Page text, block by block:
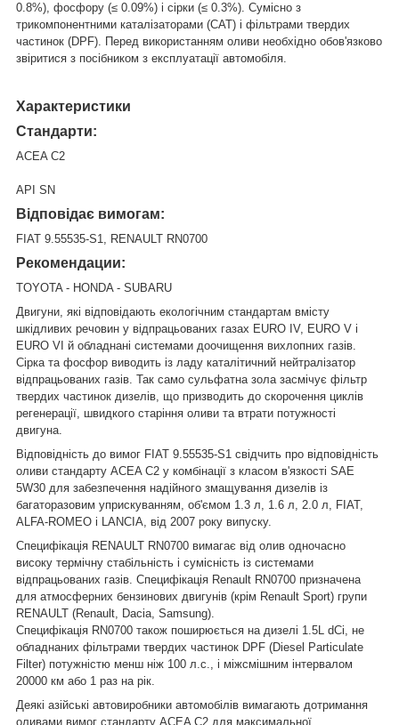
0.8%), фосфору (≤ 0.09%) і сірки (≤ 0.3%). Сумісно з
трикомпонентними каталізаторами (CAT) і фільтрами твердих
частинок (DPF). Перед використанням оливи необхідно обов'язково
звіритися з посібником з експлуатації автомобіля.
Характеристики
Стандарти:
ACEA C2
API SN
Відповідає вимогам:
FIAT 9.55535-S1, RENAULT RN0700
Рекомендации:
TOYOTA - HONDA - SUBARU
Двигуни, які відповідають екологічним стандартам вмісту
шкідливих речовин у відпрацьованих газах EURO IV, EURO V і
EURO VI й обладнані системами доочищення вихлопних газів.
Сірка та фосфор виводить із ладу каталітичний нейтралізатор
відпрацьованих газів. Так само сульфатна зола засмічує фільтр
твердих частинок дизелів, що призводить до скорочення циклів
регенерації, швидкого старіння оливи та втрати потужності
двигуна.
Відповідність до вимог FIAT 9.55535-S1 свідчить про відповідність
оливи стандарту ACEA C2 у комбінації з класом в'язкості SAE
5W30 для забезпечення надійного змащування дизелів із
багаторазовим уприскуванням, об'ємом 1.3 л, 1.6 л, 2.0 л, FIAT,
ALFA-ROMEO і LANCIA, від 2007 року випуску.
Специфікація RENAULT RN0700 вимагає від олив одночасно
високу термічну стабільність і сумісність із системами
відпрацьованих газів. Специфікація Renault RN0700 призначена
для атмосферних бензинових двигунів (крім Renault Sport) групи
RENAULT (Renault, Dacia, Samsung).
Специфікація RN0700 також поширюється на дизелі 1.5L dCi, не
обладнаних фільтрами твердих частинок DPF (Diesel Particulate
Filter) потужністю менш ніж 100 л.с., і міжсмішним інтервалом
20000 км або 1 раз на рік.
Деякі азійські автовиробники автомобілів вимагають дотримання
оливами вимог стандарту ACEA C2 для максимальної